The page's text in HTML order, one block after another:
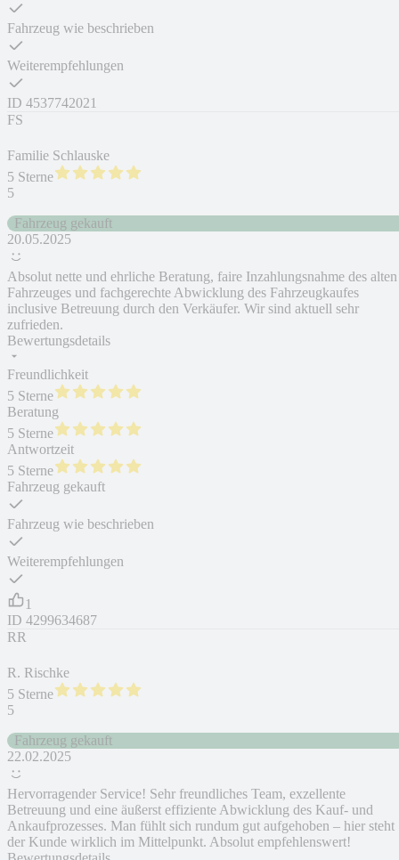
Fahrzeug wie beschrieben
Weiterempfehlungen
ID 4537742021
FS
Familie Schlauske
5 Sterne
5
Fahrzeug gekauft
20.05.2025
Absolut nette und ehrliche Beratung, faire Inzahlungsnahme des alten
Fahrzeuges und fachgerechte Abwicklung des Fahrzeugkaufes
inclusive Betreuung durch den Verkäufer. Wir sind aktuell sehr
zufrieden.
Bewertungsdetails
Freundlichkeit
5 Sterne
Beratung
5 Sterne
Antwortzeit
5 Sterne
Fahrzeug gekauft
Fahrzeug wie beschrieben
Weiterempfehlungen
1
ID 4299634687
RR
R. Rischke
5 Sterne
5
Fahrzeug gekauft
22.02.2025
Hervorragender Service! Sehr freundliches Team, exzellente
Betreuung und eine äußerst effiziente Abwicklung des Kauf- und
Ankaufprozesses. Man fühlt sich rundum gut aufgehoben – hier steht
der Kunde wirklich im Mittelpunkt. Absolut empfehlenswert!